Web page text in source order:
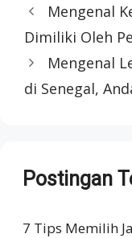
Mengenal
Dimiliki Oleh
Mengenal
di Senegal,
Postingan
7 Tips Memilih